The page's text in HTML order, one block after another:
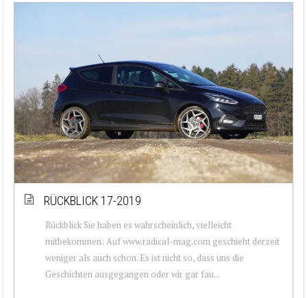
RÜCKBLICK 17-2019
Rückblick Sie haben es wahrscheinlich, vielleicht
mitbekommen: Auf www.radical-mag.com geschieht derzeit
weniger als auch schon. Es ist nicht so, dass uns die
Geschichten ausgegangen oder wir gar fau...